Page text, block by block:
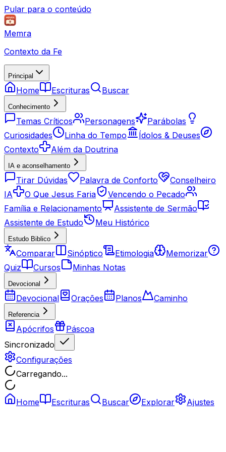
Pular para o conteúdo
Memra
Contexto da Fe
Principal
Home Escrituras Buscar
Conhecimento
Temas Críticos Personagens
Parábolas
Curiosidades
Linha do Tempo
Ídolos & Deuses
Contexto
Além da Doutrina
IA e aconselhamento
Tirar Dúvidas Palavra de Conforto
Conselheiro
IA
O Que Jesus Faria
Vencendo o Pecado
Família e Relacionamento
Assistente de Sermão
Assistente de Estudo
Meu Histórico
Estudo Biblico
Comparar Sinóptico Etimologia
Memorizar
Quiz
Cursos Minhas Notas
Devocional
Devocional Orações Planos Caminho
Referencia
Apócrifos
Páscoa
Sincronizado
Configurações
Carregando...
Home Escrituras Buscar Explorar Ajustes